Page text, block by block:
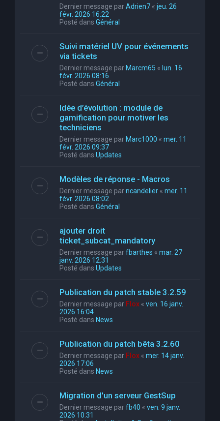
Dernier message parAdrien7 « jeu. 26
févr. 2026 16:22
Posté dans Général
Suivi matériel UV pour événements
via tickets
Dernier message par Marcm65 « lun. 16
févr. 2026 08:16
Posté dans Général
Idée d’évolution : module de
gamification pour motiver les
techniciens
Dernier message par Marc1000 « mer. 11
févr. 2026 09:37
Posté dans Updates
Modèles de réponse - Macros
Dernier message parncandelier « mer. 11
févr. 2026 08:02
Posté dans Général
ajouter droit
ticket_subcat_mandatory
Dernier message parfbarthes « mar. 27
janv. 2026 12:31
Posté dans Updates
Publication du patch stable 3.2.59
Dernier message par Flox « ven. 16 janv.
2026 16:04
Posté dans News
Publication du patch bêta 3.2.60
Dernier message par Flox « mer. 14 janv.
2026 17:06
Posté dans News
Migration d'un serveur GestSup
Dernier message parfb40 « ven. 9 janv.
2026 10:31